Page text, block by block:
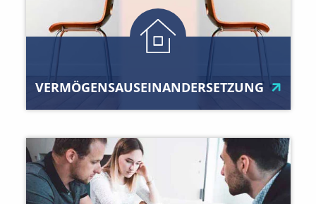
VERMÖGENSAUSEINANDERSETZUNG